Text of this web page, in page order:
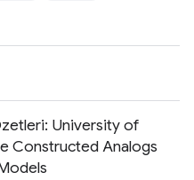
University of
Constructed Analogs